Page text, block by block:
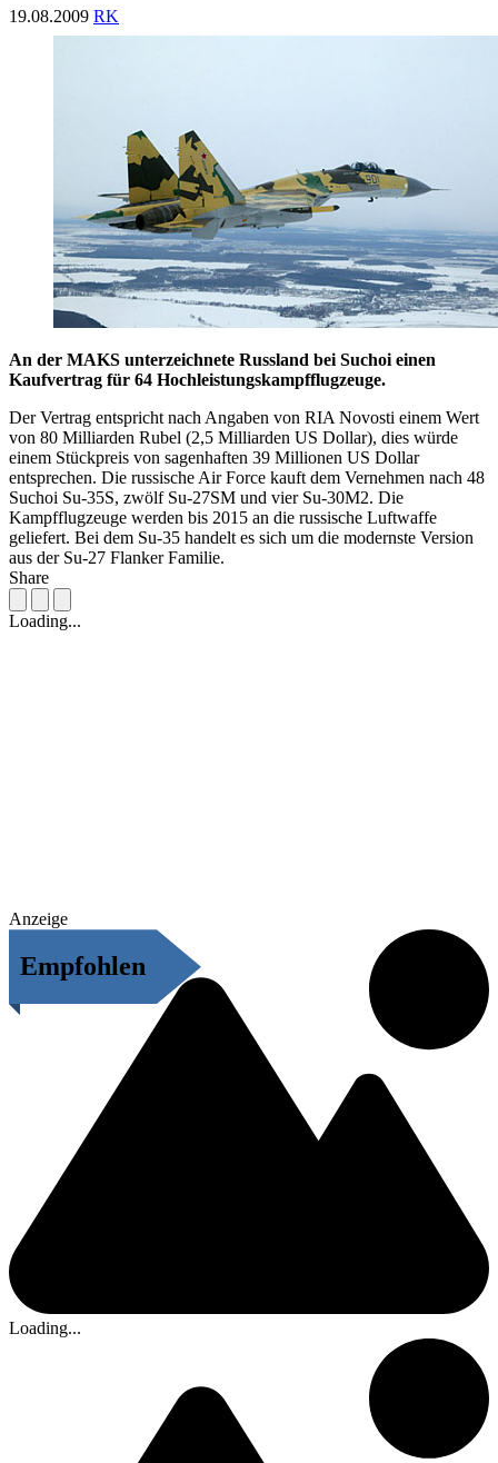
19.08.2009 RK
An der MAKS unterzeichnete Russland bei Suchoi einen
Kaufvertrag für 64 Hochleistungskampfflugzeuge.
Der Vertrag entspricht nach Angaben von RIA Novosti einem Wert
von 80 Milliarden Rubel (2,5 Milliarden US Dollar), dies würde
einem Stückpreis von sagenhaften 39 Millionen US Dollar
entsprechen. Die russische Air Force kauft dem Vernehmen nach 48
Suchoi Su-35S, zwölf Su-27SM und vier Su-30M2. Die
Kampfflugzeuge werden bis 2015 an die russische Luftwaffe
geliefert. Bei dem Su-35 handelt es sich um die modernste Version
aus der Su-27 Flanker Familie.
Share
Loading...
Anzeige
Empfohlen
Loading...